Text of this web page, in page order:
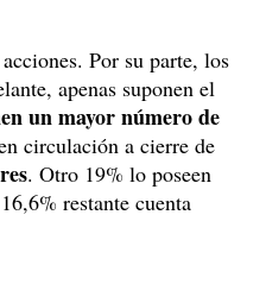
Por su parte, los
apenas suponen el
un mayor número de
circulación a cierre de
. Otro 19% lo poseen
restante cuenta